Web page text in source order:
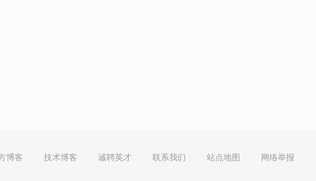
博客 技术博客 诚聘英才 联系我们 站点地图 网络举报